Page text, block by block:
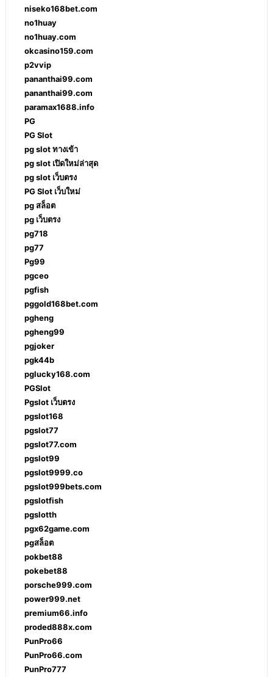
niseko168bet.com
no1huay
no1huay.com
okcasino159.com
p2vvip
pananthai99.com
pananthai99.com
paramax1688.info
PG
PG Slot
pg slot ทางเข้า
pg slot เปิดใหม่ล่าสุด
pg slot เว็บตรง
PG Slot เว็บใหม่
pg สล็อต
pg เว็บตรง
pg718
pg77
Pg99
pgceo
pgfish
pggold168bet.com
pgheng
pgheng99
pgjoker
pgk44b
pglucky168.com
PGSlot
Pgslot เว็บตรง
pgslot168
pgslot77
pgslot77.com
pgslot99
pgslot9999.co
pgslot999bets.com
pgslotfish
pgslotth
pgx62game.com
pgสล็อต
pokbet88
pokebet88
porsche999.com
power999.net
premium66.info
proded888x.com
PunPro66
PunPro66.com
PunPro777